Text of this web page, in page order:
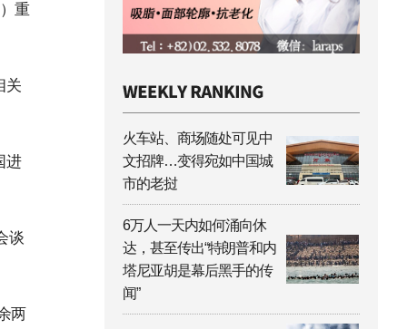
重
关
进
谈
两
火车站、商场随处可见中
文招牌…变得宛如中国城
市的老挝
6万人一天内如何涌向休
达，甚至传出“特朗普和内
塔尼亚胡是幕后黑手的传
闻”